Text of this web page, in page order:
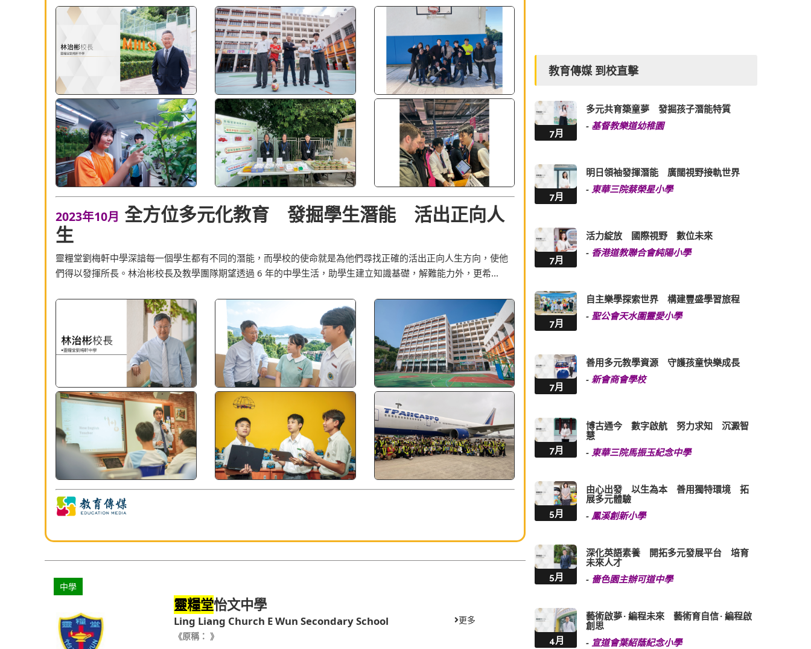
2023年10月 全方位多元化教育 發掘學生潛能 活出正向人
生
靈糧堂劉梅軒中學深諳每一個學生都有不同的潛能，而學校的使命就是為他們尋找正確的活出正向人生方向，使他
們得以發揮所長。林治彬校長及教學團隊期望透過 6 年的中學生活，助學生建立知識基礎，解難能力外，更希...
中學
靈糧堂怡文中學
Ling Liang Church E Wun Secondary School
《原稱： 》
更多
教育傳媒 到校直擊
7月
多元共育築童夢 發掘孩子潛能特質
- 基督教樂道幼稚園
7月
明日領袖發揮潛能 廣闊視野接軌世界
- 東華三院蔡榮星小學
7月
活力綻放 國際視野 數位未來
- 香港道教聯合會純陽小學
7月
自主樂學探索世界 構建豐盛學習旅程
- 聖公會天水圍靈愛小學
7月
善用多元教學資源 守護孩童快樂成長
-新會商會學校
7月
博古通今 數字啟航 努力求知 沉澱智
慧
- 東華三院馬振玉紀念中學
5月
由心出發 以生為本 善用獨特環境 拓
展多元體驗
- 鳳溪創新小學
5月
深化英語素養 開拓多元發展平台 培育
未來人才
- 嗇色園主辦可道中學
4月
藝術啟夢 · 編程未來 藝術育自信 · 編程啟
創思
- 宣道會葉紹蔭紀念小學